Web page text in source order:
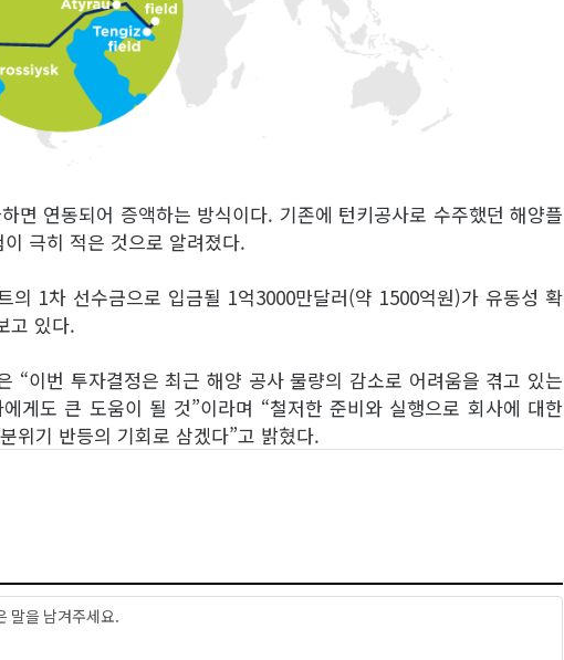
면 연동되어 증액하는 방식이다. 기존에 턴키공사로 수주했던 해양플
극히 적은 것으로 알려졌다.
의 1차 선수금으로 입금될 1억3000만달러(약 1500억원)가 유동성 확
고 있다.
“이번 투자결정은 최근 해양 공사 물량의 감소로 어려움을 겪고 있는
게도 큰 도움이 될 것”이라며 “철저한 준비와 실행으로 회사에 대한
위기 반등의 기회로 삼겠다”고 밝혔다.